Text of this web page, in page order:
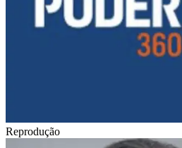
Reprodução